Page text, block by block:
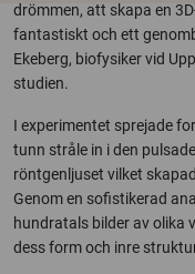
drömmen, att skapa en
fantastiskt och ett
Ekeberg, biofysiker vid
studien.
I experimentet sprejade
tunn stråle in i den
röntgenljuset vilket
Genom en sofistikerad
hundratals bilder av olika
dess form och inre